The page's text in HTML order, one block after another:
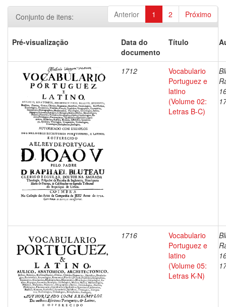
Anterior 1 2 Próximo
Conjunto de itens:
Pré-visualização
Data do
documento
Título
1712
Vocabulario
Portuguez e
latino
(Volume 02:
Letras B-C)
1716
Vocabulario
Portuguez e
latino
(Volume 05:
Letras K-N)